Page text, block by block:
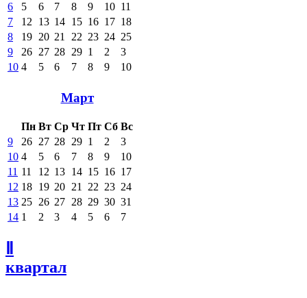
6
5 6 7 8 9 10 11
7
12 13 14 15 16 17 18
8
19 20 21 22 23 24 25
9
26 27 28 29 1 2
3
10 4 5 6 7 8 9 10
Март
Пн Вт Ср Чт Пт Сб Вс
9
26 27 28 29 1 2
3
10 4 5 6 7 8 9
10
11 11 12 13 14 15 16 17
12 18 19 20 21 22 23 24
13 25 26 27 28 29 30 31
14 1 2 3 4 5 6 7
квартал